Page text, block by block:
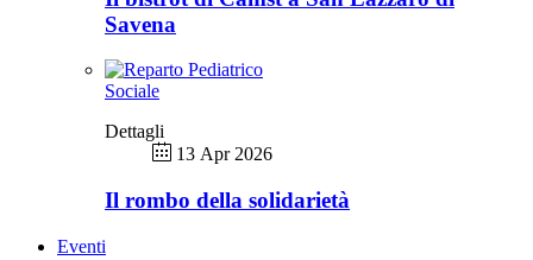
Savena
Sociale
Dettagli
13 Apr 2026
Il rombo della solidarietà
Eventi